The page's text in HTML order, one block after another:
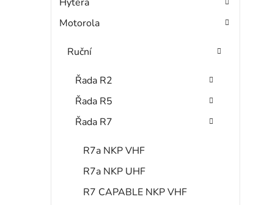
aMotorola
Ruční
Řada R2
Řada R5
Řada R7
R7a NKP VHF
R7a NKP UHF
R7 CAPABLE NKP VHF